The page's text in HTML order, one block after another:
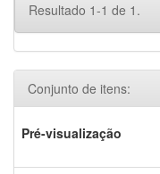
Resultado 1-1 de 1.
Conjunto de itens:
Pré-visualização